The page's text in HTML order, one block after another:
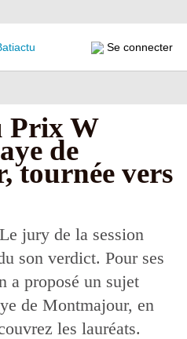
Se connecter
Prix W
de
tournée vers
Le jury de la session
son verdict. Pour ses
a proposé un sujet
de Montmajour, en
les lauréats.